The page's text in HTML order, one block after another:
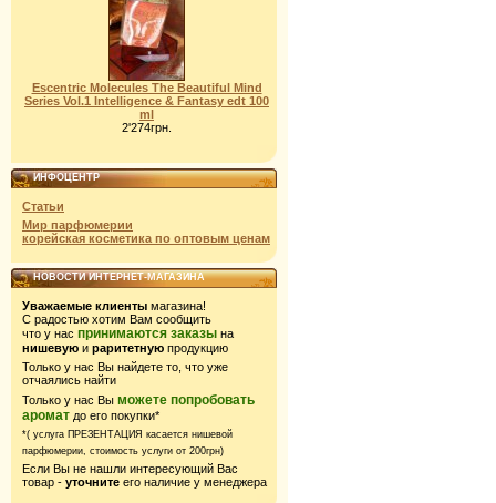
Escentric Molecules The Beautiful Mind
Series Vol.1 Intelligence & Fantasy edt 100
ml
2'274грн.
ИНФОЦЕНТР
Статьи
Мир парфюмерии
корейская косметика по оптовым ценам
НОВОСТИ ИНТЕРНЕТ-МАГАЗИНА
Уважаемые клиенты магазина!
С радостью хотим Вам сообщить
что у нас принимаются заказы на
нишевую и раритетную продукцию
Только у нас Вы найдете то, что уже
отчаялись найти
Только у нас Вы можете попробовать
аромат до его покупки*
*( услуга ПРЕЗЕНТАЦИЯ касается нишевой
парфюмерии, стоимость услуги от 200грн)
Если Вы не нашли интересующий Вас
товар - уточните его наличие у менеджера